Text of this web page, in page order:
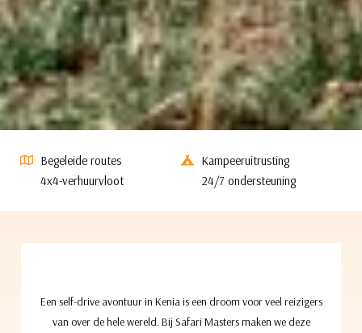
Begeleide routes
Kampeeruitrusting
4x4-verhuurvloot
24/7 ondersteuning
Een self-drive avontuur in Kenia is een droom voor veel reizigers
van over de hele wereld. Bij Safari Masters maken we deze